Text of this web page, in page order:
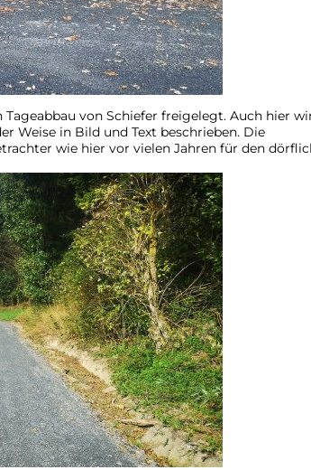
von Schiefer freigelegt. Auch hier
Weise in Bild und Text beschrieben. Die
wie hier vor vielen Jahren für den